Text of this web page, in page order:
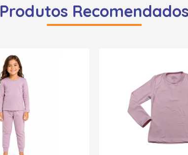
Produtos Recomendados